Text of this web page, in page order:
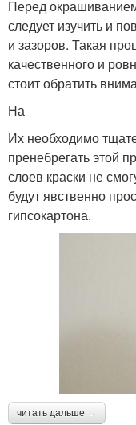
Перед
следует изучить и
и зазоров. Такая
качественного и
стоит обратить
На
Их необходимо
пренебрегать этой
слоев краски не
будут явственно
гипсокартона.
читать дальше →